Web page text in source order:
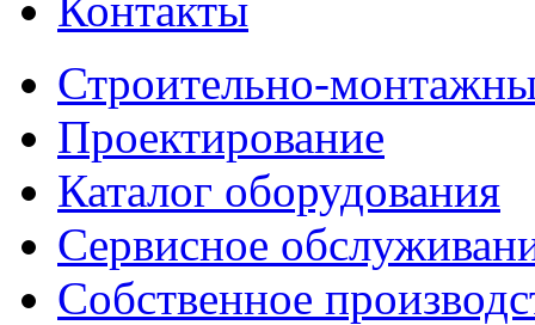
Строительно-
Проектирование
Каталог оборудования
Сервисное
Собственное